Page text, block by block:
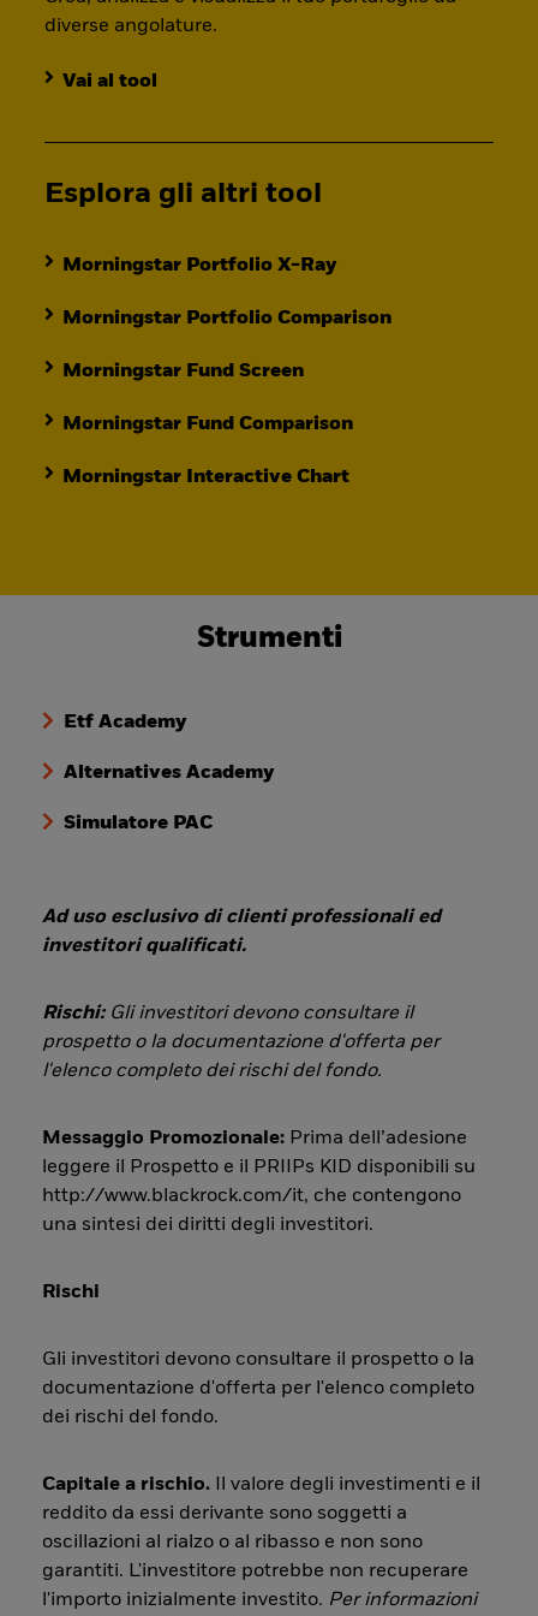
diverse angolature.
Vai al tool
Esplora gli altri tool
Morningstar Portfolio X-Ray
Morningstar Portfolio Comparison
Morningstar Fund Screen
Morningstar Fund Comparison
Morningstar Interactive Chart
Strumenti
Etf Academy
Alternatives Academy
Simulatore PAC
Ad uso esclusivo di clienti professionali ed
investitori qualificati.
Rischi: Gli investitori devono consultare il
prospetto o la documentazione d'offerta per
l'elenco completo dei rischi del fondo.
Messaggio Promozionale: Prima dell’adesione
leggere il Prospetto e il PRIIPs KID disponibili su
http://www.blackrock.com/it, che contengono
una sintesi dei diritti degli investitori.
Rischi
Gli investitori devono consultare il prospetto o la
documentazione d'offerta per l'elenco completo
dei rischi del fondo.
Capitale a rischio. Il valore degli investimenti e il
reddito da essi derivante sono soggetti a
oscillazioni al rialzo o al ribasso e non sono
garantiti. L'investitore potrebbe non recuperare
l'importo inizialmente investito. Per informazioni